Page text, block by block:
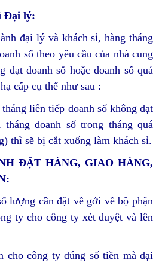
Đại lý:
đại lý và khách sỉ, hàng tháng
số theo yêu cầu của nhà cung
đạt doanh số hoặc doanh số quá
cấp cụ thể như sau :
liên tiếp doanh số không đạt
doanh số trong tháng quá
thì sẽ bị cắt xuống làm khách sỉ.
ĐẶT HÀNG, GIAO HÀNG,
lượng cần đặt về gởi về bộ phận
ty cho công ty xét duyệt và lên
cho công ty đúng số tiền mà đại